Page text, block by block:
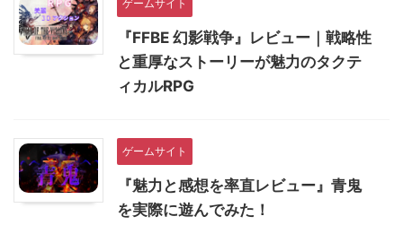
ゲームサイト
『FFBE 幻影戦争』レビュー｜戦略性
と重厚なストーリーが魅力のタクテ
ィカルRPG
ゲームサイト
『魅力と感想を率直レビュー』青鬼
を実際に遊んでみた！